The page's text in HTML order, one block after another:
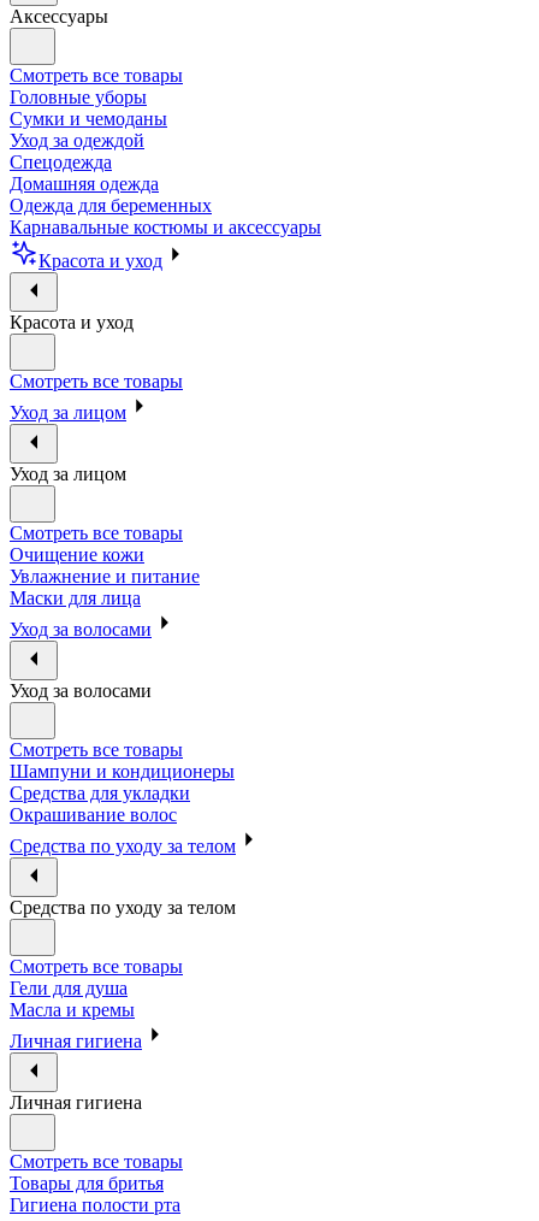
Аксессуары
Смотреть все товары
Головные уборы
Сумки и чемоданы
Уход за одеждой
Спецодежда
Домашняя одежда
Одежда для беременных
Карнавальные костюмы и аксессуары
Красота и уход
Красота и уход
Смотреть все товары
Уход за лицом
Уход за лицом
Смотреть все товары
Очищение кожи
Увлажнение и питание
Маски для лица
Уход за волосами
Уход за волосами
Смотреть все товары
Шампуни и кондиционеры
Средства для укладки
Окрашивание волос
Средства по уходу за телом
Средства по уходу за телом
Смотреть все товары
Гели для душа
Масла и кремы
Личная гигиена
Личная гигиена
Смотреть все товары
Товары для бритья
Гигиена полости рта